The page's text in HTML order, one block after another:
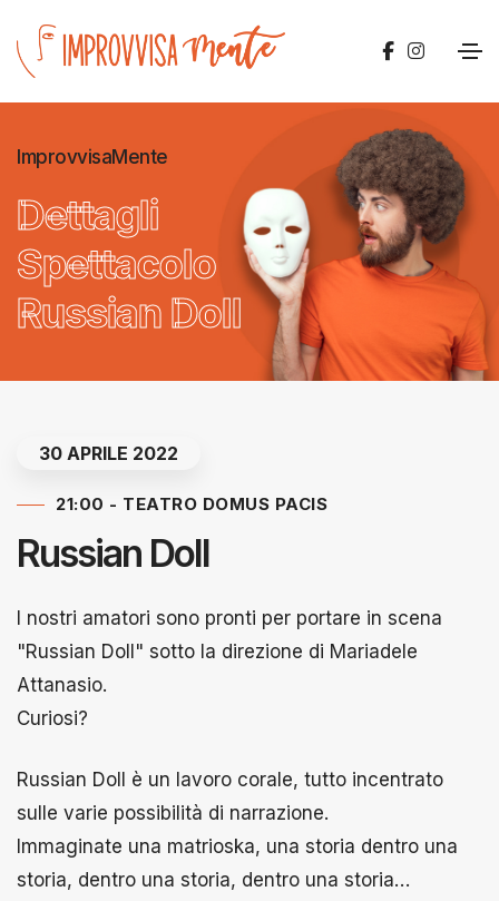
ImprovvisaMente
Dettagli
Spettacolo
Russian Doll
30 APRILE 2022
21:00 - TEATRO DOMUS PACIS
Russian Doll
I nostri amatori sono pronti per portare in scena
"Russian Doll" sotto la direzione di Mariadele
Attanasio.
Curiosi?
Russian Doll è un lavoro corale, tutto incentrato
sulle varie possibilità di narrazione.
Immaginate una matrioska, una storia dentro una
storia, dentro una storia, dentro una storia…